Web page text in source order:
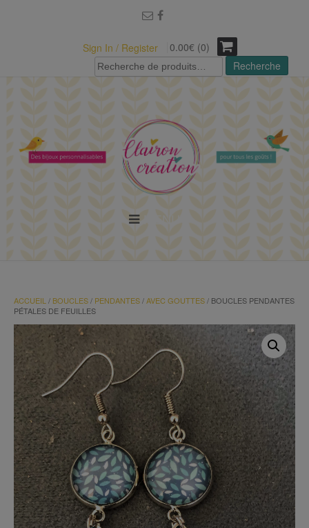
Sign In / Register
0.00€ (0)
Recherche
pour :
Recherche
ACCUEIL / BOUCLES/ PENDANTES/AVEC GOUTTES/ BOUCLES PENDANTES
PÉTALES DE FEUILLES